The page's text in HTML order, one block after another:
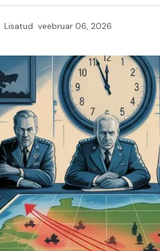
Lisatud veebruar 06, 2026